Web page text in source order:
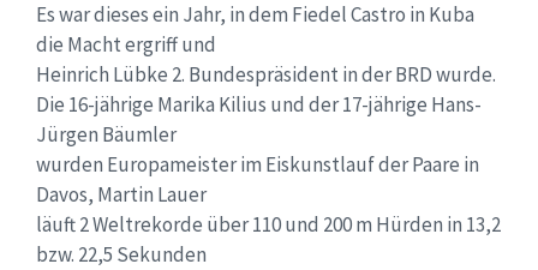
Es war dieses ein Jahr, in dem Fiedel Castro in Kuba
die Macht ergriff und
Heinrich Lübke 2. Bundespräsident in der BRD wurde.
Die 16-jährige Marika Kilius und der 17-jährige Hans-
Jürgen Bäumler
wurden Europameister im Eiskunstlauf der Paare in
Davos, Martin Lauer
läuft 2 Weltrekorde über 110 und 200 m Hürden in 13,2
bzw. 22,5 Sekunden